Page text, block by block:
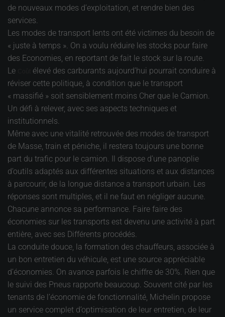
de nouveaux modes d’exploitation, et rendre bien des
services.
Les modes de transport lents ont été victimes du besoin de
« juste à temps ». On a voulu réduire les stocks pour faire
des Economies, en reportant de fait le stock sur la route.
Le
élevé des carburants aujourd’hui pourrait conduire à
réviser cette politique, à condition que le transport
« massifié » soit sensiblement moins Cher que le Camion.
Un défi à relever, avec ses aspects techniques et
institutionnels.
Même avec une vitalité retrouvée des modes de transport
de Masse, train et péniche, il restera toujours une bonne
part du trafic pour le camion. Il dispose d’une panoplie
d’outils adaptés aux différentes situations et aux distances
à parcourir, de la longue distance a transport urbain. Les
réponses sont multiples, et il ne faut en négliger aucune.
Chacune annonce sa performance. Faire faire des
économies sur les transports est devenu une activité à part
entière, avec ses Différents procédés.
La conduite douce, la formation des chauffeurs, associée à
un bon entretien du véhicule, est une source appréciable
d’économies. On avance parfois le chiffre de 30%. Rien que
le suivi des Pneus rapporte beaucoup. Souvent cité par les
tenants de l’économie de fonctionnalité, Michelin propose
un service complet d’optimisation de leur entretien, de leur